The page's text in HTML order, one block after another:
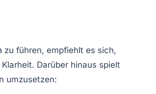
zu führen, empfiehlt es sich,
. Darüber hinaus spielt
umzusetzen: